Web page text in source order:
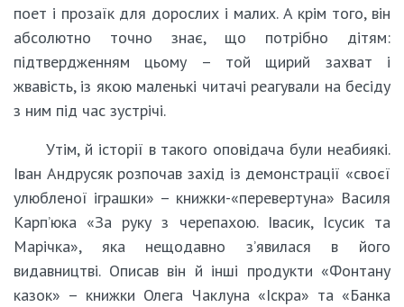
поет і прозаїк для дорослих і малих. А крім того, він
абсолютно точно знає, що потрібно дітям:
підтвердженням цьому – той щирий захват і
жвавість, із якою маленькі читачі реагували на бесіду
з ним під час зустрічі.
Утім, й історії в такого оповідача були неабиякі.
Іван Андрусяк розпочав захід із демонстрації «своєї
улюбленої іграшки» – книжки-«перевертуна» Василя
Карп’юка «За руку з черепахою. Івасик, Ісусик та
Марічка», яка нещодавно з’явилася в його
видавництві. Описав він й інші продукти «Фонтану
казок» – книжки Олега Чаклуна «Іскра» та «Банка